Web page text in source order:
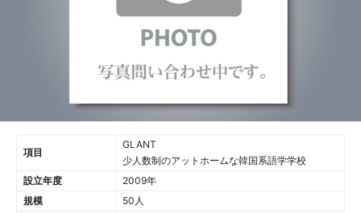
項目
GLANT
少人数制のアットホームな韓国系語学学校
設立年度
2009年
規模
50人